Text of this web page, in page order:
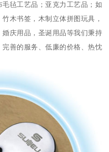
毡工艺品；亚克力工艺品；如
木书签，木制立体拼图玩具，
庆用品，圣诞用品等我们秉持
善的服务、低廉的价格、热忱